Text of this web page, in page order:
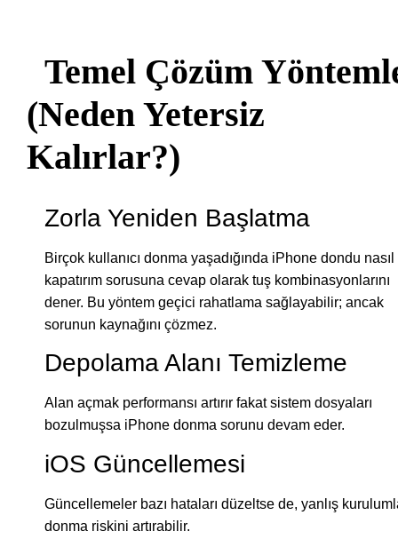
Temel Çözüm
(Neden Yetersiz
Kalırlar?)
Zorla Yeniden Başlatma
Birçok kullanıcı donma yaşadığında iPhone dondu nasıl
kapatırım sorusuna cevap olarak tuş kombinasyonlarını
dener. Bu yöntem geçici rahatlama sağlayabilir; ancak
sorunun kaynağını çözmez.
Depolama Alanı Temizleme
Alan açmak performansı artırır fakat sistem dosyaları
bozulmuşsa iPhone donma sorunu devam eder.
iOS Güncellemesi
Güncellemeler bazı hataları düzeltse de, yanlış
donma riskini artırabilir.